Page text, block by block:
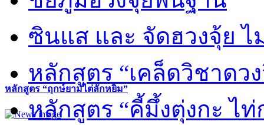
หลักสูตร “ฤกษ์ยามไต่ลักหยิ่ม”
ซินแส และ จัดฮวงจุ้ย ไ
หลักสูตร “เคล็ดวิชาดว
หลักสูตร “คี้มึ้งตุ่งกะ ไ